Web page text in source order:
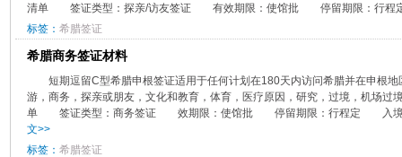
清单 签证类型：探亲/访友签证 有效期限：使馆批 停留期限：行
标签： 希腊签证
希腊商务签证材料
短期逗留C型希腊申根签证适用于任何计划在180天内访问希腊并在申根
游，商务，探亲或朋友，文化和教育，体育，医疗原因，研究，过境，机场过
单 签证类型：商务签证 效期限：使馆批 停留期限：行程定 入境
文>>
标签： 希腊签证